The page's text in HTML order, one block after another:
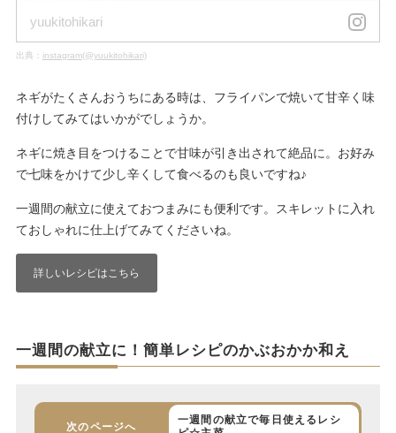
yuukitohikari
出典： instagram(@yuukitohikari)
ネギがたくさんおうちにある時は、フライパンで焼いて甘辛く味
付けしてみてはいかがでしょうか。
ネギに焼き目をつけることで甘味が引き出されて絶品に。お好み
で七味をかけて少し辛くして食べるのも良いですね♪
一週間の献立に使えておつまみにも便利です。スキレットに入れ
ておしゃれに仕上げてみてくださいね。
詳しいレシピはこちら
一週間の献立に！簡単レシピのかぶおかか和え
次のページへ
一週間の献立で毎日使えるレシ